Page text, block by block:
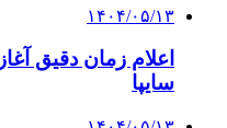
۱۴۰۴/۰۵/۱۳
اعلام زمان دقیق
سایپا